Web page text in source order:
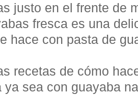
justo en el frente de
fresca es una
hace con pasta de
recetas de cómo
ya sea con guayaba